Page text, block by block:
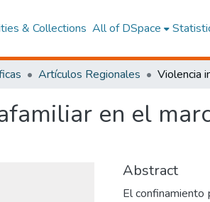
& Collections All of DSpace
Artículos Regionales
en el
Abstract
El